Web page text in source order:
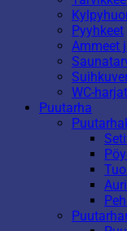
Pyyhkeet
Ammeet
WC-harjat
Puutarha